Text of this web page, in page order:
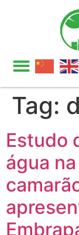
Tag:
Estudo
água